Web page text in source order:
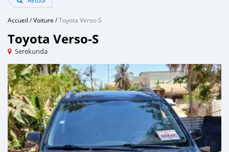
Accueil /Voiture /Toyota Verso-S
Toyota Verso-S
Serekunda